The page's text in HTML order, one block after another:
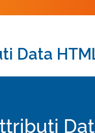
Data